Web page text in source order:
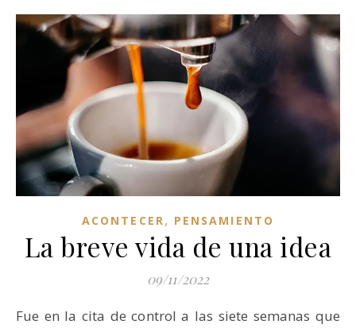
ACONTECER, PENSAMIENTO
La breve vida de una idea
09/11/2022
Fue en la cita de control a las siete semanas que